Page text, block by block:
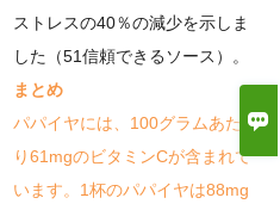

ストレスの40％の減少を示しま
した（51信頼できるソース ）。
まとめ
パパイヤには、100グラムあた
り61mgのビタミンCが含まれて
います。1杯のパパイヤは88mg